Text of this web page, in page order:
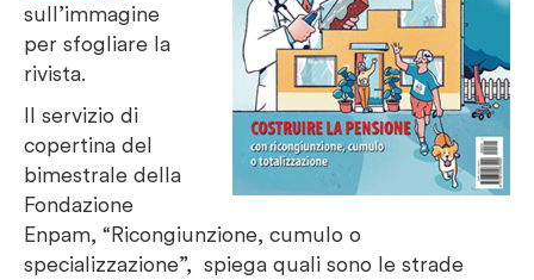
sull’immagine
per sfogliare la
rivista.
Il servizio di
copertina del
bimestrale della
Fondazione
Enpam, “Ricongiunzione, cumulo o
specializzazione”, spiega quali sono le strade